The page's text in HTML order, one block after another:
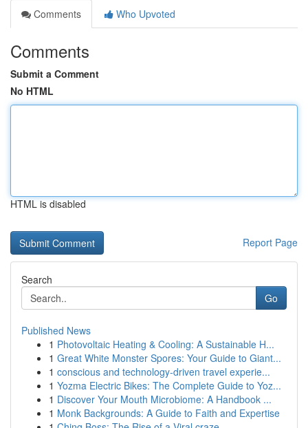
Comments
Who Upvoted
Comments
Submit a Comment
No HTML
HTML is disabled
Report Page
Search
Go
Published News
1 Photovoltaic Heating & Cooling: A Sustainable H...
1 Great White Monster Spores: Your Guide to Giant...
1 conscious and technology-driven travel experie...
1 Yozma Electric Bikes: The Complete Guide to Yoz...
1 Discover Your Mouth Microbiome: A Handbook ...
1 Monk Backgrounds: A Guide to Faith and Expertise